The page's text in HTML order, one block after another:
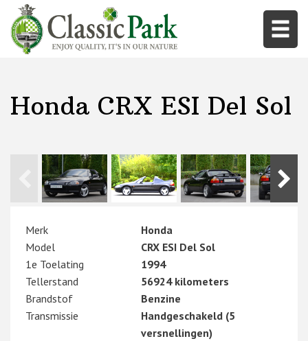
Honda CRX ESI Del Sol
Merk
Honda
Model
CRX ESI Del Sol
1e Toelating
1994
Tellerstand
56924 kilometers
Brandstof
Benzine
Transmissie
Handgeschakeld (5
versnellingen)